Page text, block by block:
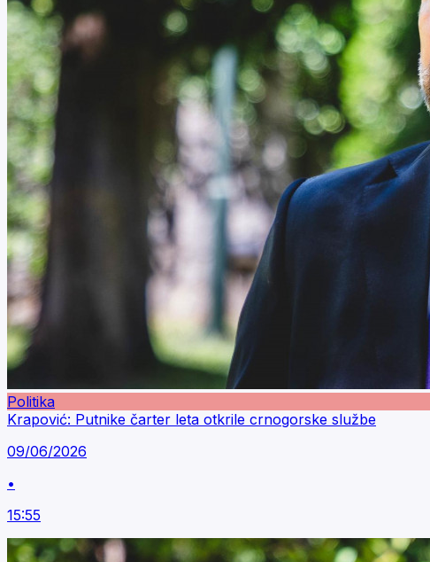
Politika
Krapović: Putnike čarter leta otkrile crnogorske službe
09/06/2026
•
15:55